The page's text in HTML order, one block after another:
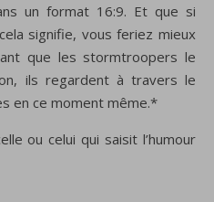
un format 16:9. Et que si
signifie, vous feriez mieux
que les stormtroopers le
ils regardent à travers le
en ce moment même.*
ou celui qui saisit l’humour